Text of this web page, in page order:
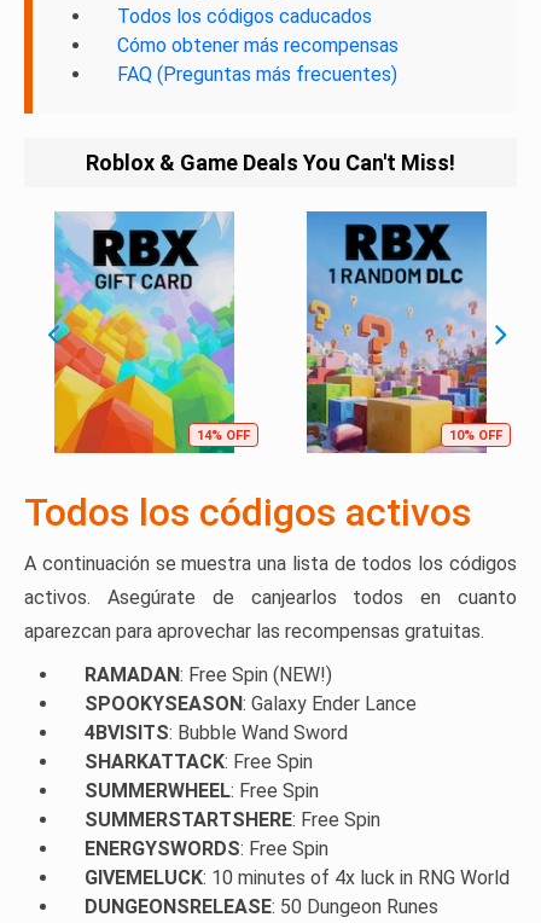
Todos los códigos caducados
Cómo obtener más recompensas
FAQ (Preguntas más frecuentes)
Roblox & Game Deals You Can't Miss!
14% OFF 10% OFF
Todos los códigos activos
A continuación se muestra una lista de todos los códigos
activos. Asegúrate de canjearlos todos en cuanto
aparezcan para aprovechar las recompensas gratuitas.
RAMADAN: Free Spin (NEW!)
SPOOKYSEASON: Galaxy Ender Lance
4BVISITS: Bubble Wand Sword
SHARKATTACK: Free Spin
SUMMERWHEEL: Free Spin
SUMMERSTARTSHERE: Free Spin
ENERGYSWORDS: Free Spin
GIVEMELUCK: 10 minutes of 4x luck in RNG World
DUNGEONSRELEASE: 50 Dungeon Runes